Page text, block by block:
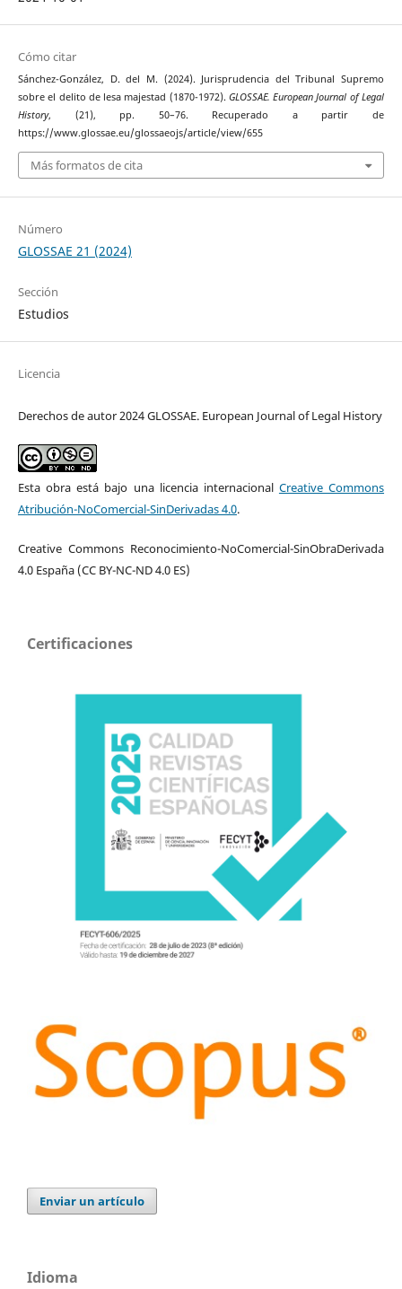
Cómo citar
Sánchez-González, D. del M. (2024). Jurisprudencia del Tribunal Supremo
sobre el delito de lesa majestad (1870-1972). GLOSSAE. European Journal of Legal
History, (21), pp. 50–76. Recuperado a partir de
https://www.glossae.eu/glossaeojs/article/view/655
Más formatos de cita
Número
GLOSSAE 21 (2024)
Sección
Estudios
Licencia
Derechos de autor 2024 GLOSSAE. European Journal of Legal History
Esta obra está bajo una licencia internacional Creative Commons
Atribución-NoComercial-SinDerivadas 4.0.
Creative Commons Reconocimiento-NoComercial-SinObraDerivada
4.0 España (CC BY-NC-ND 4.0 ES)
Certificaciones
Enviar un artículo
Idioma